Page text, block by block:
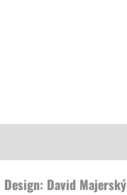
David Majerský